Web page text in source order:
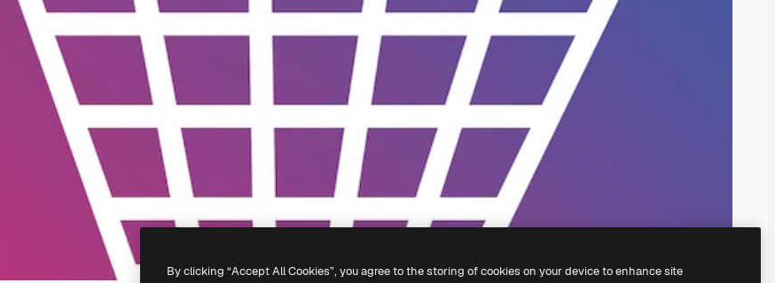
By clicking “Accept All Cookies”, you agree to the storing of cookies on your device to enhance site